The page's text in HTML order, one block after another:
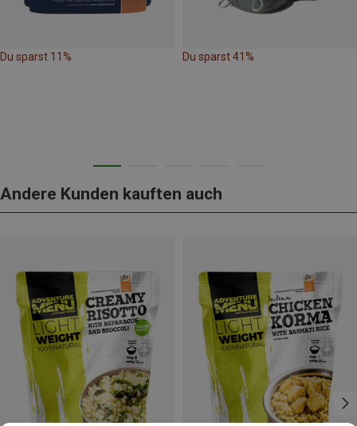
Du sparst 11% Du sparst 41%
Andere Kunden kauften auch